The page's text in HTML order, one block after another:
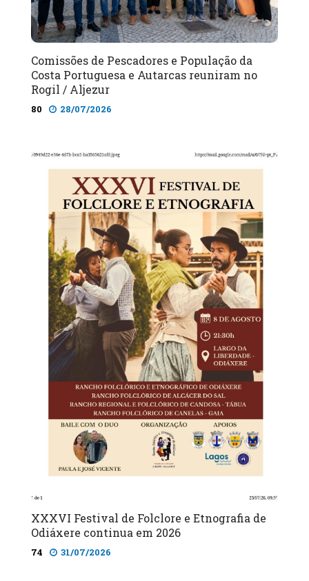
Comissões de Pescadores e População da
Costa Portuguesa e Autarcas reuniram no
Rogil / Aljezur
80 28/07/2026
XXXVI Festival de Folclore e Etnografia de
Odiáxere continua em 2026
74 31/07/2026